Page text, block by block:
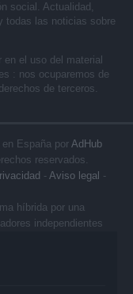
social. Actualidad,
todas las noticias sobre
en el uso del material
: nos ocuparemos de
de terceros.
España por AdHub
reservados.
- Aviso legal -
híbrida por una
independientes